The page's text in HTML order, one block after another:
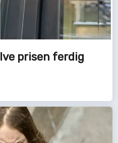
prisen ferdig